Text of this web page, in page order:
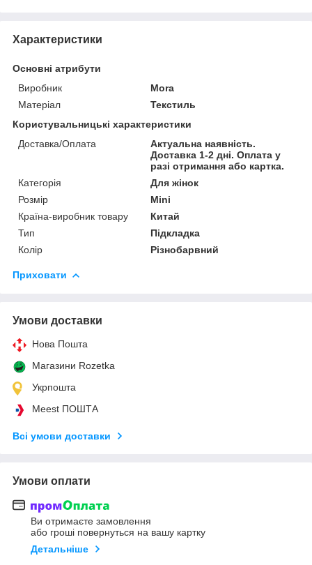
Характеристики
Основні атрибути
Виробник
Mora
Матеріал
Текстиль
Користувальницькі характеристики
Доставка/Оплата
Актуальна наявність.
Доставка 1-2 дні. Оплата у
разі отримання або картка.
Категорія
Для жінок
Розмір
Mini
Країна-виробник товару
Китай
Тип
Підкладка
Колір
Різнобарвний
Приховати
Умови доставки
Нова Пошта
Магазини Rozetka
Укрпошта
Meest ПОШТА
Всі умови доставки
Умови оплати
Ви отримаєте замовлення
або гроші повернуться на вашу картку
Детальніше